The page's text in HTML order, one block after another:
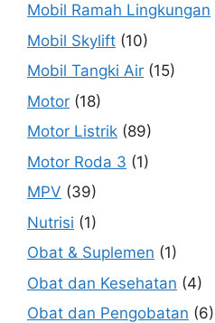
Mobil Ramah Lingkungan
Mobil Skylift (10)
Mobil Tangki Air (15)
Motor (18)
Motor Listrik (89)
Motor Roda 3 (1)
MPV (39)
Nutrisi (1)
Obat & Suplemen (1)
Obat dan Kesehatan (4)
Obat dan Pengobatan (6)